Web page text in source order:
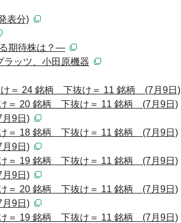
表分)
期待株は？―
ラッツ、小田原機器
＝ 24 銘柄 下抜け＝ 11 銘柄 (7月9日)
＝ 20 銘柄 下抜け＝ 11 銘柄 (7月9日)
月9日)
＝ 18 銘柄 下抜け＝ 11 銘柄 (7月9日)
月9日)
＝ 19 銘柄 下抜け＝ 11 銘柄 (7月9日)
月9日)
＝ 20 銘柄 下抜け＝ 11 銘柄 (7月9日)
月9日)
＝ 19 銘柄 下抜け＝ 11 銘柄 (7月9日)